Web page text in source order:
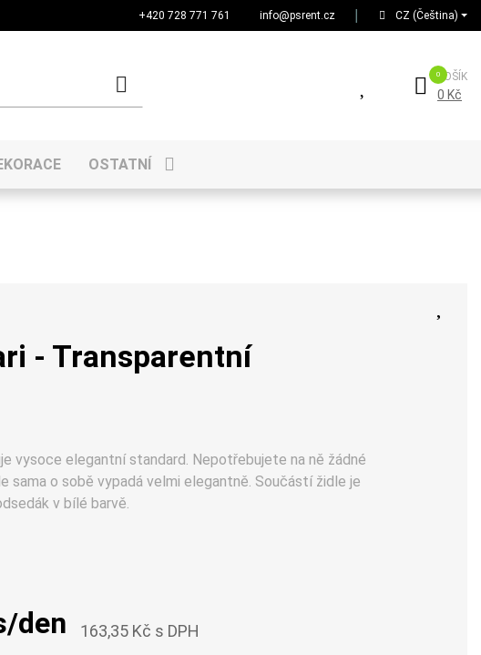
+420 728 771 761 info@psrent.cz CZ (Čeština)
KOŠÍK
0 Kč
OSTATNÍ
- Transparentní
vysoce elegantní standard. Nepotřebujete na ně žádné
sama o sobě vypadá velmi elegantně. Součástí židle je
v bílé barvě.
den 163,35 Kč s DPH